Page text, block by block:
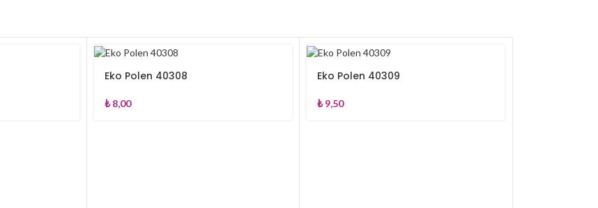
Eko Polen 40308
₺8,00
Eko Polen 40309
₺9,50